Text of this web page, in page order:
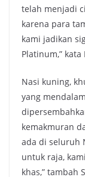
telah menjadi
karena para
kami jadikan
Platinum,” kata
Nasi kuning,
yang
kemakmuran
ada di seluruh
untuk raja,
khas,” tambah